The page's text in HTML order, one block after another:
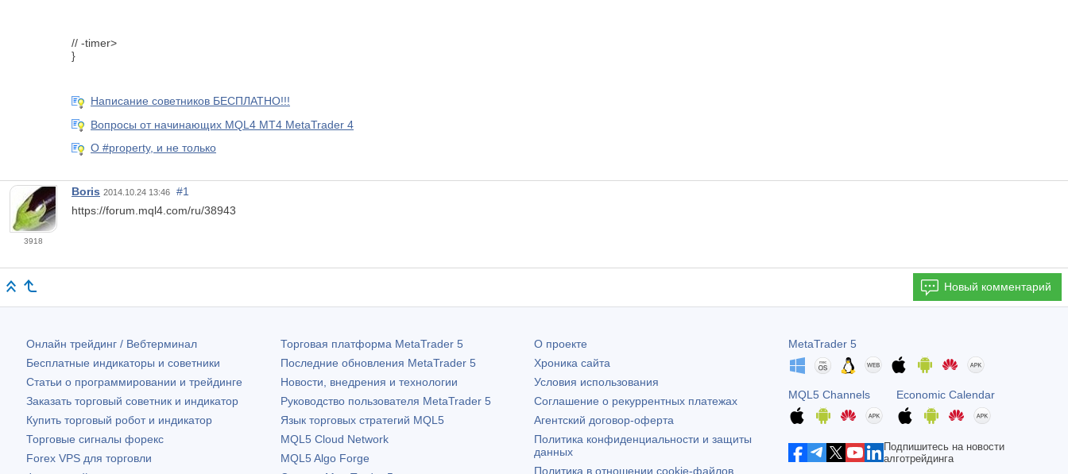
// -timer>
}
Написание советников БЕСПЛАТНО!!!
Вопросы от начинающих MQL4 MT4 MetaTrader 4
О #property, и не только
3918
Boris 2014.10.24 13:46
#1
https://forum.mql4.com/ru/38943
Новый комментарий
Онлайн трейдинг / Вебтерминал
Бесплатные индикаторы и советники
Статьи о программировании и трейдинге
Заказать торговый советник и индикатор
Купить торговый робот и индикатор
Торговые сигналы форекс
Forex VPS для торговли
Торговая платформа MetaTrader 5
Последние обновления MetaTrader 5
Новости, внедрения и технологии
Руководство пользователя MetaTrader 5
Язык торговых стратегий MQL5
MQL5 Cloud Network
MQL5 Algo Forge
О проекте
Хроника сайта
Условия использования
Соглашение о рекуррентных платежах
Агентский договор-оферта
Политика конфиденциальности и защиты
данных
Политика в отношении cookie-файлов
MetaTrader 5
MQL5 Channels Economic Calendar
Подпишитесь на новости
алготрейдинга